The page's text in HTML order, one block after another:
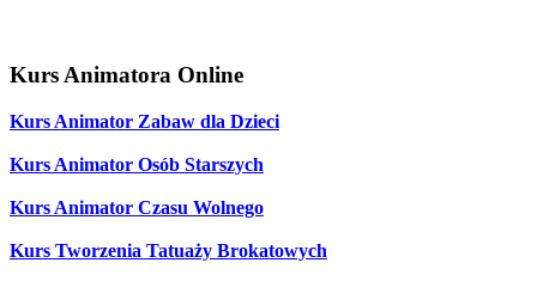
Kurs Animatora Online
Kurs Animator Zabaw dla Dzieci
Kurs Animator Osób Starszych
Kurs Animator Czasu Wolnego
Kurs Tworzenia Tatuaży Brokatowych